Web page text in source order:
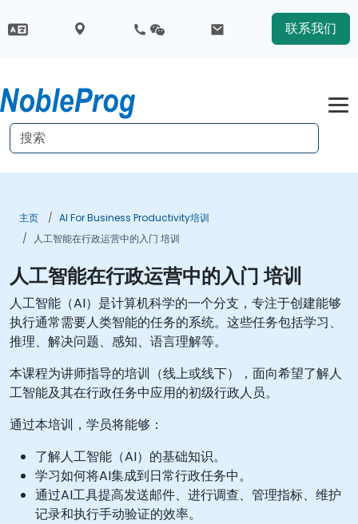
联系我们
主页
AI For Business Productivity培训
人工智能在行政运营中的入门 培训
人工智能在行政运营中的入门 培训
人工智能（AI）是计算机科学的一个分支，专注于创建能够
执行通常需要人类智能的任务的系统。这些任务包括学习、
推理、解决问题、感知、语言理解等。
本课程为讲师指导的培训（线上或线下），面向希望了解人
工智能及其在行政任务中应用的初级行政人员。
通过本培训，学员将能够：
了解人工智能（AI）的基础知识。
学习如何将AI集成到日常行政任务中。
通过AI工具提高发送邮件、进行调查、管理指标、维护
记录和执行手动验证的效率。